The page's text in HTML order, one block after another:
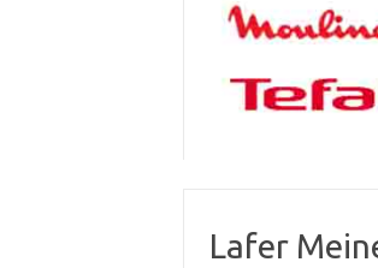
Lafer